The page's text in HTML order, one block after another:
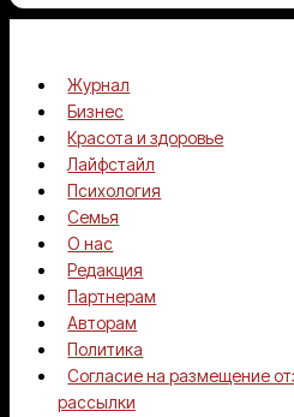
работа
перемены
Журнал
Бизнес
Красота и здоровье
Лайфстайл
Психология
Семья
О нас
Редакция
Партнерам
Авторам
Политика
Согласие на размещение
рассылки